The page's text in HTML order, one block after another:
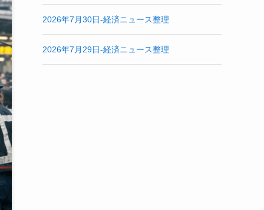
2026年7月30日-経済ニュース整理
2026年7月29日-経済ニュース整理